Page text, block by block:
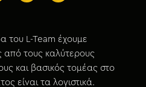
του L-Team έχουμε
από τους καλύτερους
και βασικός τομέας στο
είναι τα λογιστικά.